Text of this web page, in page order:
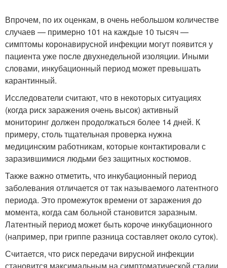
Впрочем, по их оценкам, в очень небольшом количестве
случаев — примерно 101 на каждые 10 тысяч —
симптомы коронавирусной инфекции могут появится у
пациента уже после двухнедельной изоляции. Иными
словами, инкубационный период может превышать
карантинный.
Исследователи считают, что в некоторых ситуациях
(когда риск заражения очень высок) активный
мониторинг должен продолжаться более 14 дней. К
примеру, столь тщательная проверка нужна
медицинским работникам, которые контактировали с
заразившимися людьми без защитных костюмов.
Также важно отметить, что инкубационный период
заболевания отличается от так называемого латентного
периода. Это промежуток времени от заражения до
момента, когда сам больной становится заразным.
Латентный период может быть короче инкубационного
(например, при гриппе разница составляет около суток).
Считается, что риск передачи вирусной инфекции
становится максимальным на симптоматической стадии.